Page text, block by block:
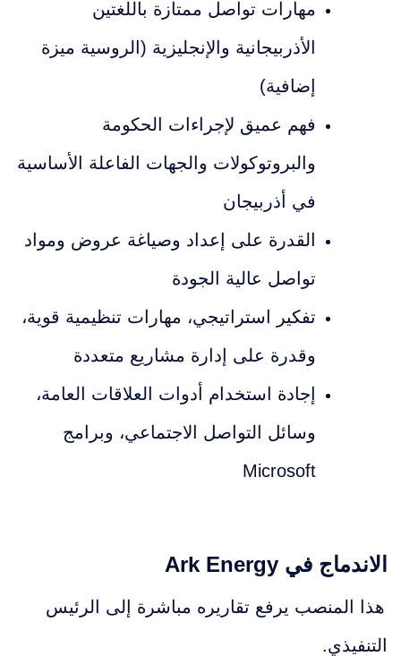
مهارات تواصل ممتازة باللغتين
الأذربيجانية والإنجليزية (الروسية ميزة
إضافية)
فهم عميق لإجراءات الحكومة
والبروتوكولات والجهات الفاعلة الأساسية
في أذربيجان
القدرة على إعداد وصياغة عروض ومواد
تواصل عالية الجودة
تفكير استراتيجي، مهارات تنظيمية قوية،
وقدرة على إدارة مشاريع متعددة
إجادة استخدام أدوات العلاقات العامة،
وسائل التواصل الاجتماعي، وبرامج
Microsoft
الاندماج في Ark Energy
هذا المنصب يرفع تقاريره مباشرة إلى الرئيس
التنفيذي.